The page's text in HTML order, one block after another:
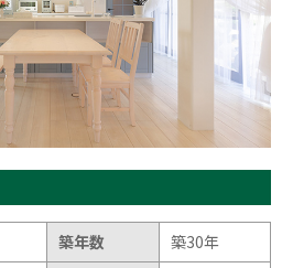
築年数
築30年